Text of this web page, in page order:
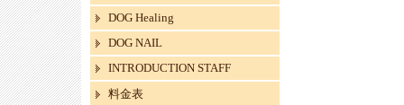
DOG Healing
DOG NAIL
INTRODUCTION STAFF
料金表